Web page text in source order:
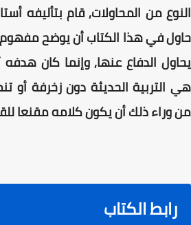
النوع من المحاولات, قام بتأليفه
حاول في هذا الكتاب أن يوضح مفهوم
يحاول الدفاع عنها, وإنما كان
هي التربية الحديثة دون زخرفة أو
من وراء ذلك أن يكون كلامه مقنعا
رابط الكتاب